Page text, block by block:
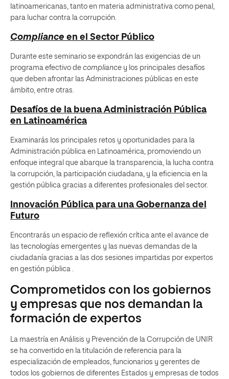
latinoamericanas, tanto en materia administrativa como penal,
para luchar contra la corrupción.
Compliance en el Sector Público
Durante este seminario se expondrán las exigencias de un
programa efectivo de compliance y los principales desafíos
que deben afrontar las Administraciones públicas en este
ámbito, entre otras.
Desafíos de la buena Administración Pública
en Latinoamérica
Examinarás los principales retos y oportunidades para la
Administración pública en Latinoamérica, promoviendo un
enfoque integral que abarque la transparencia, la lucha contra
la corrupción, la participación ciudadana, y la eficiencia en la
gestión pública gracias a diferentes profesionales del sector.
Innovación Pública para una Gobernanza del
Futuro
Encontrarás un espacio de reflexión crítica ante el avance de
las tecnologías emergentes y las nuevas demandas de la
ciudadanía gracias a las dos sesiones impartidas por expertos
en gestión pública .
Comprometidos con los gobiernos
y empresas que nos demandan la
formación de expertos
La maestría en Análisis y Prevención de la Corrupción de UNIR
se ha convertido en la titulación de referencia para la
especialización de empleados, funcionarios y gerentes de
todos los gobiernos de diferentes Estados y empresas de todos